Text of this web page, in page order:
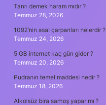
Tanrı demek haram mıdır ?
Temmuz 28, 2026
1092’nin asal çarpanları nelerdir ?
Temmuz 24, 2026
5 GB internet kaç gün gider ?
Temmuz 20, 2026
Pudranın temel maddesi nedir ?
Temmuz 18, 2026
Alkolsüz bira sarhoş yapar mı ?